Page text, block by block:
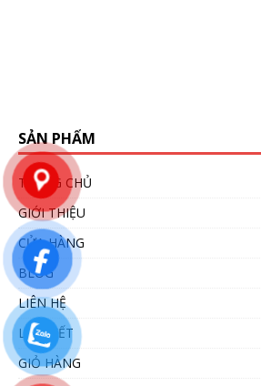
SẢN PHẨM
TRANG CHỦ
GIỚI THIỆU
CỬA HÀNG
BLOG
LIÊN HỆ
LIÊN KẾT
GIỎ HÀNG